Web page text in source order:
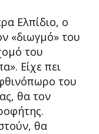
Ελπίδιο, ο
«διωγμό» του
του
Είχε πει
του
θα τον
θα